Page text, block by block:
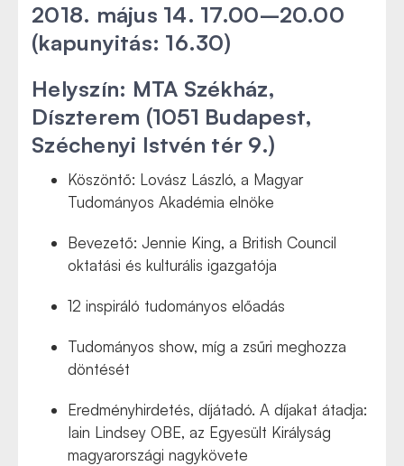
2018. május 14. 17.00–20.00
(kapunyitás: 16.30)
Helyszín: MTA Székház,
Díszterem (1051 Budapest,
Széchenyi Istvén tér 9.)
Köszöntő: Lovász László, a Magyar
Tudományos Akadémia elnöke
Bevezető: Jennie King, a British Council
oktatási és kulturális igazgatója
12 inspiráló tudományos előadás
Tudományos show, míg a zsűri meghozza
döntését
Eredményhirdetés, díjátadó. A díjakat átadja:
Iain Lindsey OBE, az Egyesült Királyság
magyarországi nagykövete